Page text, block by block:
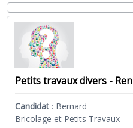
Petits travaux divers -
Candidat : Bernard
Bricolage et Petits Travaux